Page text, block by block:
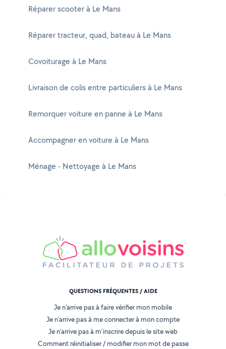
Réparer scooter à Le Mans
Réparer tracteur, quad, bateau à Le Mans
Covoiturage à Le Mans
Livraison de colis entre particuliers à Le Mans
Remorquer voiture en panne à Le Mans
Accompagner en voiture à Le Mans
Ménage - Nettoyage à Le Mans
QUESTIONS FRÉQUENTES / AIDE
Je n'arrive pas à faire vérifier mon mobile
Je n'arrive pas à me connecter à mon compte
Je n'arrive pas à m'inscrire depuis le site web
Comment réinitialiser / modifier mon mot de passe